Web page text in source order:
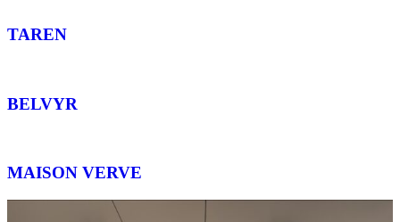
TAREN
BELVYR
MAISON VERVE